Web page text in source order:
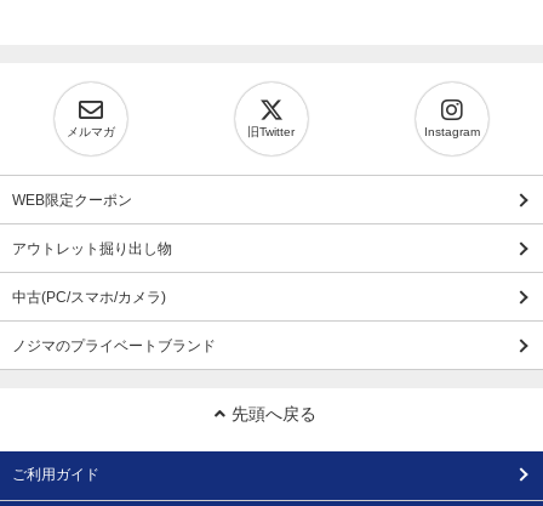
メルマガ 旧Twitter Instagram
WEB限定クーポン
アウトレット掘り出し物
中古(PC/スマホ/カメラ)
ノジマのプライベートブランド
先頭へ戻る
ご利用ガイド